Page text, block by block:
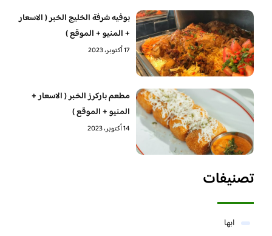
بوفيه شرفة الخليج الخبر ( الاسعار
+ المنيو + الموقع )
17 أكتوبر، 2023
مطعم باركرز الخبر ( الاسعار +
المنيو + الموقع )
14 أكتوبر، 2023
تصنيفات
ابها